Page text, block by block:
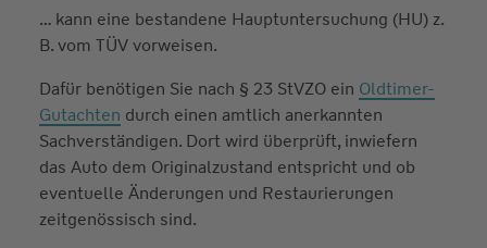
… kann eine bestandene Hauptuntersuchung (HU) z.
B. vom TÜV vorweisen.
Dafür benötigen Sie nach § 23 StVZO ein Oldtimer-
Gutachten durch einen amtlich anerkannten
Sachverständigen. Dort wird überprüft, inwiefern
das Auto dem Originalzustand entspricht und ob
eventuelle Änderungen und Restaurierungen
zeitgenössisch sind.